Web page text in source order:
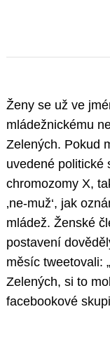
Ženy se už ve
mládežnickému
Zelených. Pokud
uvedené politické
chromozomy X,
‚ne-muž‘, jak
mládež. Ženské
postavení
měsíc tweetovali:
Zelených, si to
facebookové